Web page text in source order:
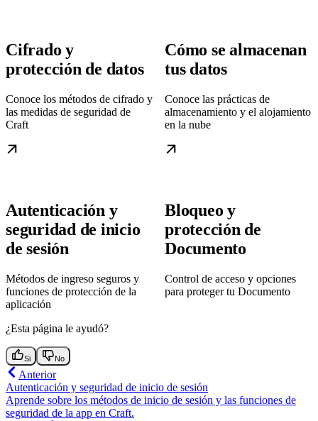
Cifrado y
protección de datos
Conoce los métodos de cifrado y
las medidas de seguridad de
Craft
Cómo se almacenan
tus datos
Conoce las prácticas de
almacenamiento y el alojamiento
en la nube
Autenticación y
seguridad de inicio
de sesión
Métodos de ingreso seguros y
funciones de protección de la
aplicación
Bloqueo y
protección de
Documento
Control de acceso y opciones
para proteger tu Documento
¿Esta página le ayudó?
Si No
Anterior
Autenticación y seguridad de inicio de sesión
Aprende sobre los métodos de inicio de sesión y las funciones de
seguridad de la app en Craft.